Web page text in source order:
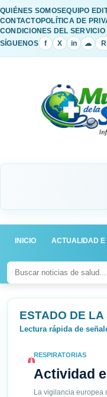
QUIÉNES SOMOSEQUIPO
CONTACTOPOLÍTICA DE
CONDICIONES DEL SERVICIO
SÍGUENOS
f X in ☁
INICIO ACTUALIDAD E
ESTADO DE
Lectura rápida de
RESPIRATORIAS
Actividad
La vigilancia europea